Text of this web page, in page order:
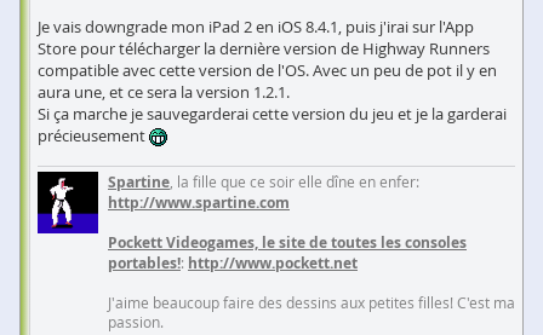
Je vais downgrade mon iPad 2 en iOS 8.4.1, puis j'irai sur l'App
Store pour télécharger la dernière version de Highway Runners
compatible avec cette version de l'OS. Avec un peu de pot il y en
aura une, et ce sera la version 1.2.1.
Si ça marche je sauvegarderai cette version du jeu et je la garderai
précieusement
Spartine , la fille que ce soir elle dîne en enfer:
http://www.spartine.com
Pockett Videogames, le site de toutes les consoles
portables!: http://www.pockett.net
J'aime beaucoup faire des dessins aux petites filles! C'est ma
passion.